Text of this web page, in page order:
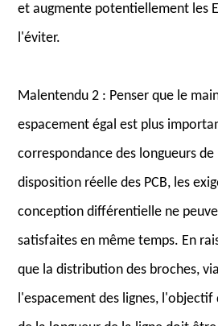
et augmente potentiellement les
l'éviter.
Malentendu 2 : Penser que le
espacement égal est plus
correspondance des longueurs de
disposition réelle des PCB, les
conception différentielle ne
satisfaites en même temps. En
que la distribution des broches,
l'espacement des lignes,